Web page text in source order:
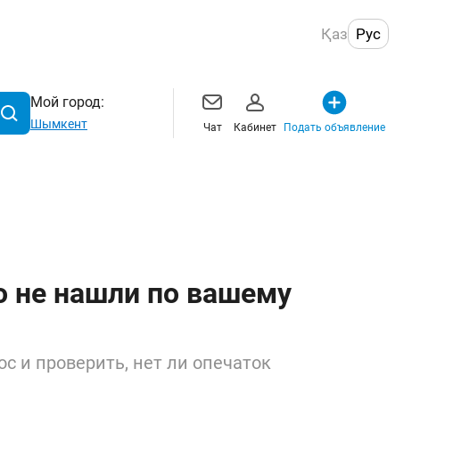
Қаз Рус
Мой город:
Шымкент Чат Кабинет Подать объявление
не нашли по вашему
и проверить, нет ли опечаток